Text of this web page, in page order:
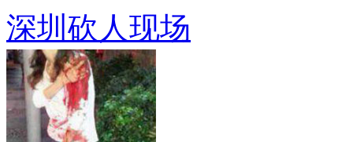
深圳砍人现场